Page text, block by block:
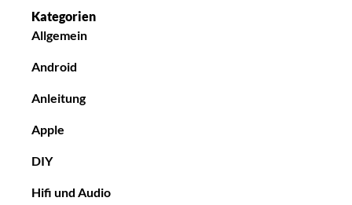
Kategorien
Allgemein
Android
Anleitung
Apple
DIY
Hifi und Audio